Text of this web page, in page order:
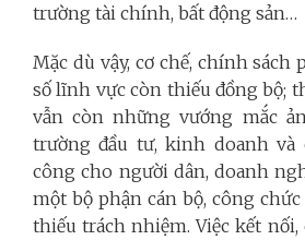
trường tài chính, bất động sản…
Mặc dù vậy, cơ chế, chính
số lĩnh vực còn thiếu đồng bộ;
vẫn còn những vướng mắc
trường đầu tư, kinh doanh và
công cho người dân, doanh
một bộ phận cán bộ, công chức
thiếu trách nhiệm. Việc kết nối,